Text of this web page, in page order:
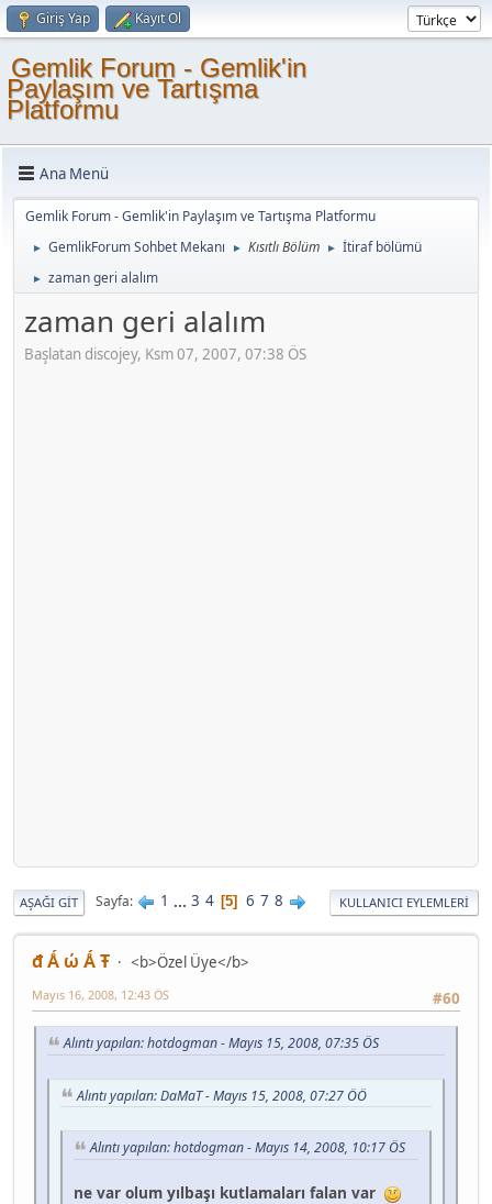
Giriş Yap Kayıt Ol
Gemlik Forum - Gemlik'in
Paylaşım ve Tartışma
Platformu
Ana Menü
Gemlik Forum - Gemlik'in Paylaşım ve Tartışma Platformu
► GemlikForum Sohbet Mekanı ► Kısıtlı Bölüm ► İtiraf bölümü
► zaman geri alalım
zaman geri alalım
Başlatan discojey, Ksm 07, 2007, 07:38 ÖS
AŞAĞI GIT Sayfa 1 ... 3 4 5 6 7 8 KULLANICI EYLEMLERI
đ Ǻ ώ Ǻ Ŧ
<b>Özel Üye</b>
#60
Mayıs 16, 2008, 12:43 ÖS
Alıntı yapılan: hotdogman - Mayıs 15, 2008, 07:35 ÖS
Alıntı yapılan: DaMaT - Mayıs 15, 2008, 07:27 ÖÖ
Alıntı yapılan: hotdogman - Mayıs 14, 2008, 10:17 ÖS
ne var olum yılbaşı kutlamaları falan var